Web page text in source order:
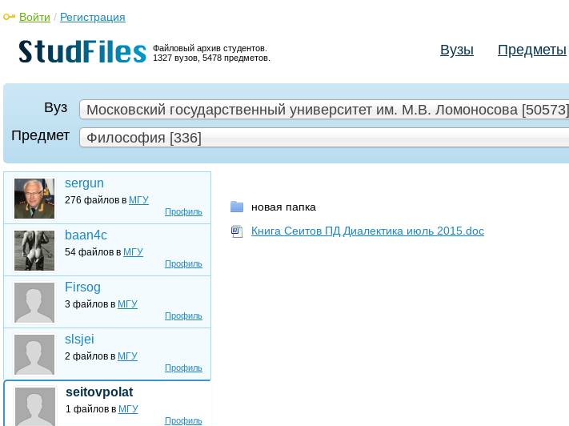
Файловый архив студентов.
1327 вузов, 5478 предметов.
Войти / Регистрация
Вузы Предметы
Вуз
Московский государственный университет им. М.В. Ломоносова [50573]
Предмет
Философия [336]
Профиль
sergun
276 файлов в МГУ
Профиль
baan4c
54 файлов в МГУ
Профиль
Firsog
3 файлов в МГУ
Профиль
slsjei
2 файлов в МГУ
Профиль
seitovpolat
1 файлов в МГУ
новая папка
Книга Сеитов ПД Диалектика июль 2015.doc